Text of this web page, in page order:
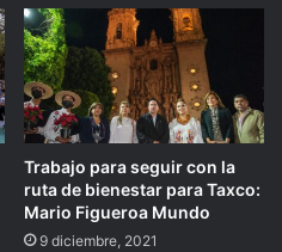
Trabajo para seguir con la
ruta de bienestar para Taxco:
Mario Figueroa Mundo
9 diciembre, 2021